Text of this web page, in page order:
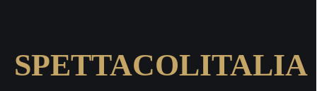
SPETTACOLITALIA